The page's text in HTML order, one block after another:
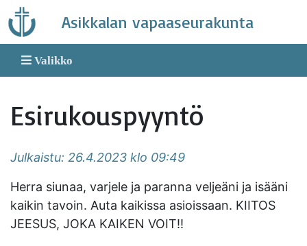
Skip
to
content
Asikkalan vapaaseurakunta
Valikko
Esirukouspyyntö
Julkaistu: 26.4.2023 klo 09:49
Herra siunaa, varjele ja paranna veljeäni ja isääni
kaikin tavoin. Auta kaikissa asioissaan. KIITOS
JEESUS, JOKA KAIKEN VOIT!!